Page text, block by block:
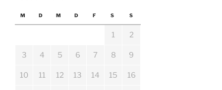
M D M D F S S
1 2
3 4 5 6 7 8 9
10 11 12 13 14 15 16